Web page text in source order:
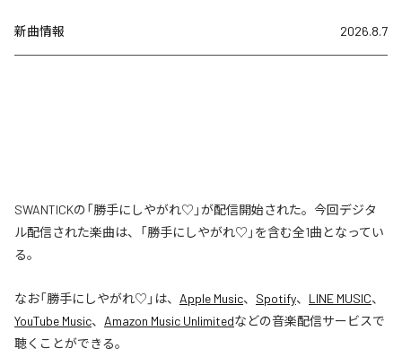
新曲情報 2026.8.7
SWANTICKの「勝手にしやがれ♡」が配信開始された。今回デジタ
ル配信された楽曲は、「勝手にしやがれ♡」を含む全1曲となってい
る。
なお「勝手にしやがれ♡ 」は、 Apple Music、 Spotify、 LINE MUSIC、
YouTube Music、 Amazon Music Unlimitedなどの音楽配信サービスで
聴くことができる。